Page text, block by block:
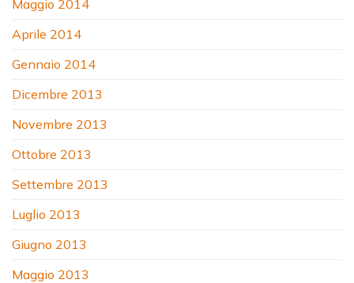
Maggio 2014
Aprile 2014
Gennaio 2014
Dicembre 2013
Novembre 2013
Ottobre 2013
Settembre 2013
Luglio 2013
Giugno 2013
Maggio 2013